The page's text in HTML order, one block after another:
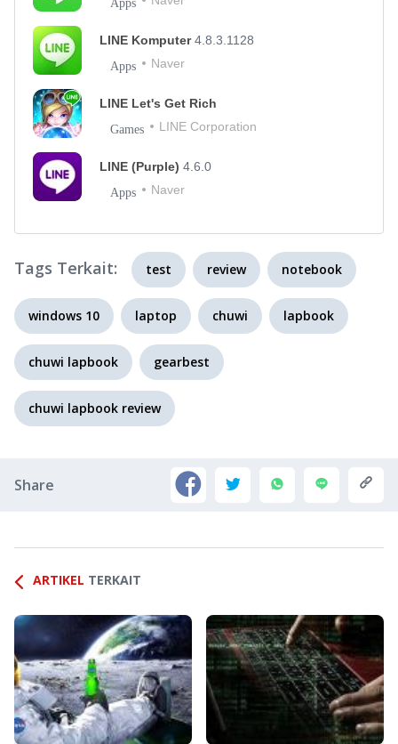
LINE Komputer4.8.3.1128
Apps Naver
LINE Let's Get Rich
Games LINE Corporation
LINE (Purple) 4.6.0
Apps Naver
Tags Terkait: test review notebook
windows 10 laptop chuwi lapbook
chuwi lapbook gearbest
chuwi lapbook review
Share
ARTIKEL TERKAIT